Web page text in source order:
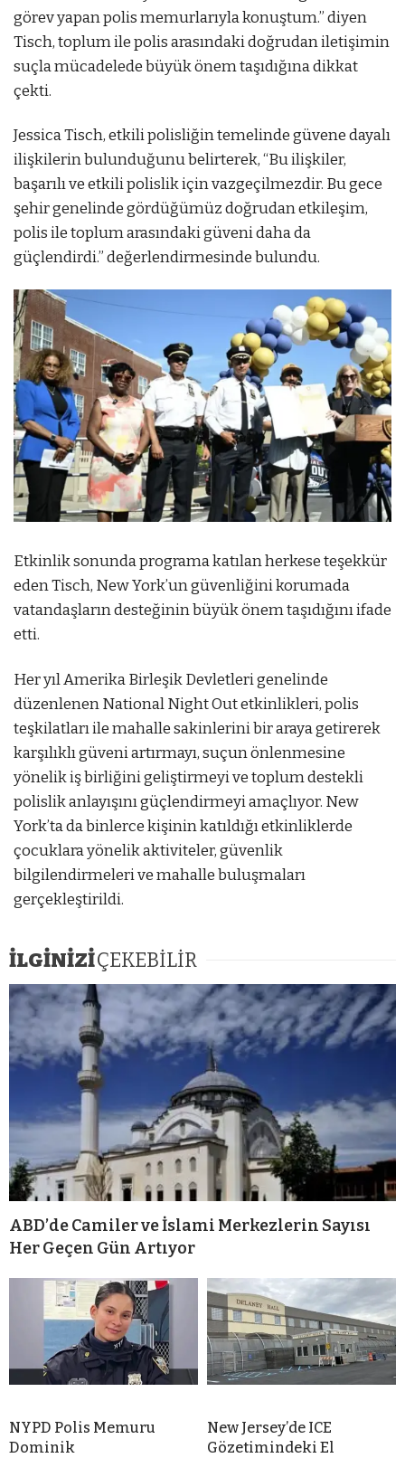
görev yapan polis memurlarıyla konuştum.” diyen
Tisch, toplum ile polis arasındaki doğrudan iletişimin
suçla mücadelede büyük önem taşıdığına dikkat
çekti.
Jessica Tisch, etkili polisliğin temelinde güvene dayalı
ilişkilerin bulunduğunu belirterek, “Bu ilişkiler,
başarılı ve etkili polislik için vazgeçilmezdir. Bu gece
şehir genelinde gördüğümüz doğrudan etkileşim,
polis ile toplum arasındaki güveni daha da
güçlendirdi.” değerlendirmesinde bulundu.
Etkinlik sonunda programa katılan herkese teşekkür
eden Tisch, New York’un güvenliğini korumada
vatandaşların desteğinin büyük önem taşıdığını ifade
etti.
Her yıl Amerika Birleşik Devletleri genelinde
düzenlenen National Night Out etkinlikleri, polis
teşkilatları ile mahalle sakinlerini bir araya getirerek
karşılıklı güveni artırmayı, suçun önlenmesine
yönelik iş birliğini geliştirmeyi ve toplum destekli
polislik anlayışını güçlendirmeyi amaçlıyor. New
York’ta da binlerce kişinin katıldığı etkinliklerde
çocuklara yönelik aktiviteler, güvenlik
bilgilendirmeleri ve mahalle buluşmaları
gerçekleştirildi.
İLGİNİZİÇEKEBİLİR
ABD’de Camiler ve İslami Merkezlerin Sayısı
Her Geçen Gün Artıyor
NYPD Polis Memuru
Dominik
New Jersey’de ICE
Gözetimindeki El